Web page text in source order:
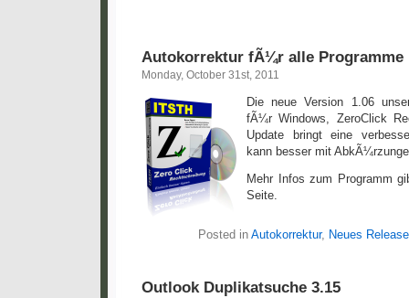
Autokorrektur fÃ¼r alle Programme
Monday, October 31st, 2011
Die neue Version 1.06
fÃ¼r Windows, ZeroClick
Update bringt eine
kann besser mit
Mehr Infos zum Programm
Seite.
Posted in Autokorrektur, Neues Release
Outlook Duplikatsuche 3.15